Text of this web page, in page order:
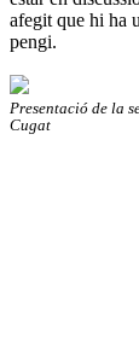
afegit que hi ha
pengi.
Presentació de la
Cugat